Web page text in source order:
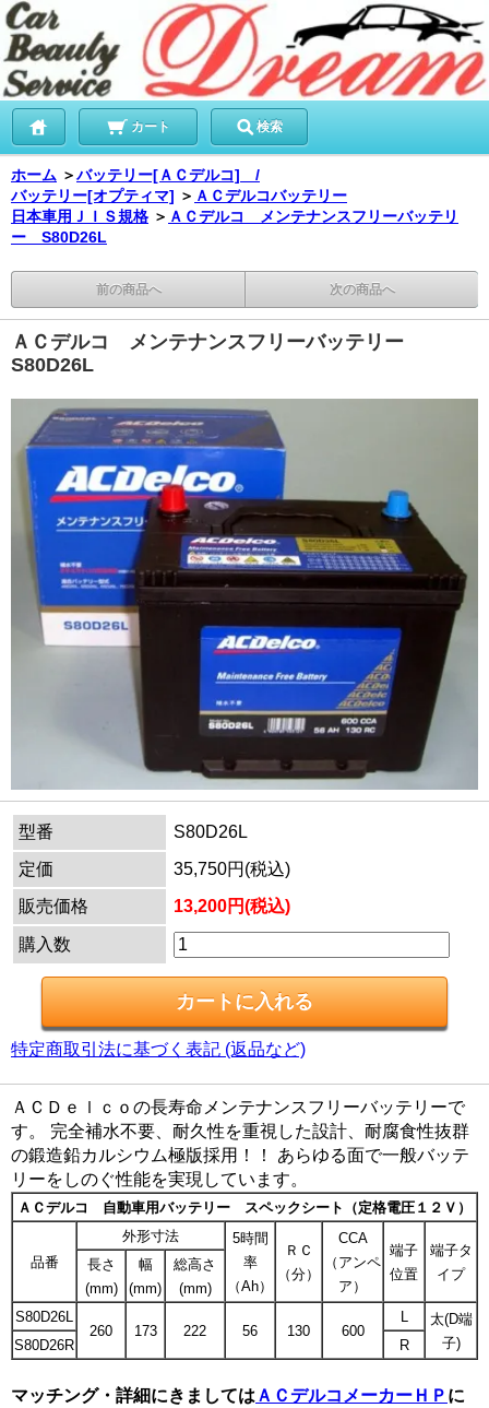
カート 検索
ホーム ＞バッテリー[ＡＣデルコ] /
バッテリー[オプティマ] ＞ ＡＣデルコバッテリー
日本車用ＪＩＳ規格 ＞ ＡＣデルコ メンテナンスフリーバッテリ
ー S80D26L
前の商品へ 次の商品へ
ＡＣデルコ メンテナンスフリーバッテリー
S80D26L
型番
S80D26L
定価
35,750円(税込)
販売価格
13,200円(税込)
購入数
特定商取引法に基づく表記 (返品など)
ＡＣＤｅｌｃｏの長寿命メンテナンスフリーバッテリーで
す。 完全補水不要、耐久性を重視した設計、耐腐食性抜群
の鍛造鉛カルシウム極版採用！！ あらゆる面で一般バッテ
リーをしのぐ性能を実現しています。
ＡＣデルコ 自動車用バッテリー スペックシート（定格電圧１２Ｖ）
品番
外形寸法
5時間
率
（Ah）
ＲＣ
（分）
CCA
（アンペ
ア）
端子
位置
端子タ
イプ
長さ
(mm)
幅
(mm)
総高さ
(mm)
S80D26L
260
173 222 56 130 600
太(D端
子)
S80D26R R
マッチング・詳細にきましては ＡＣデルコメーカーＨＰ に